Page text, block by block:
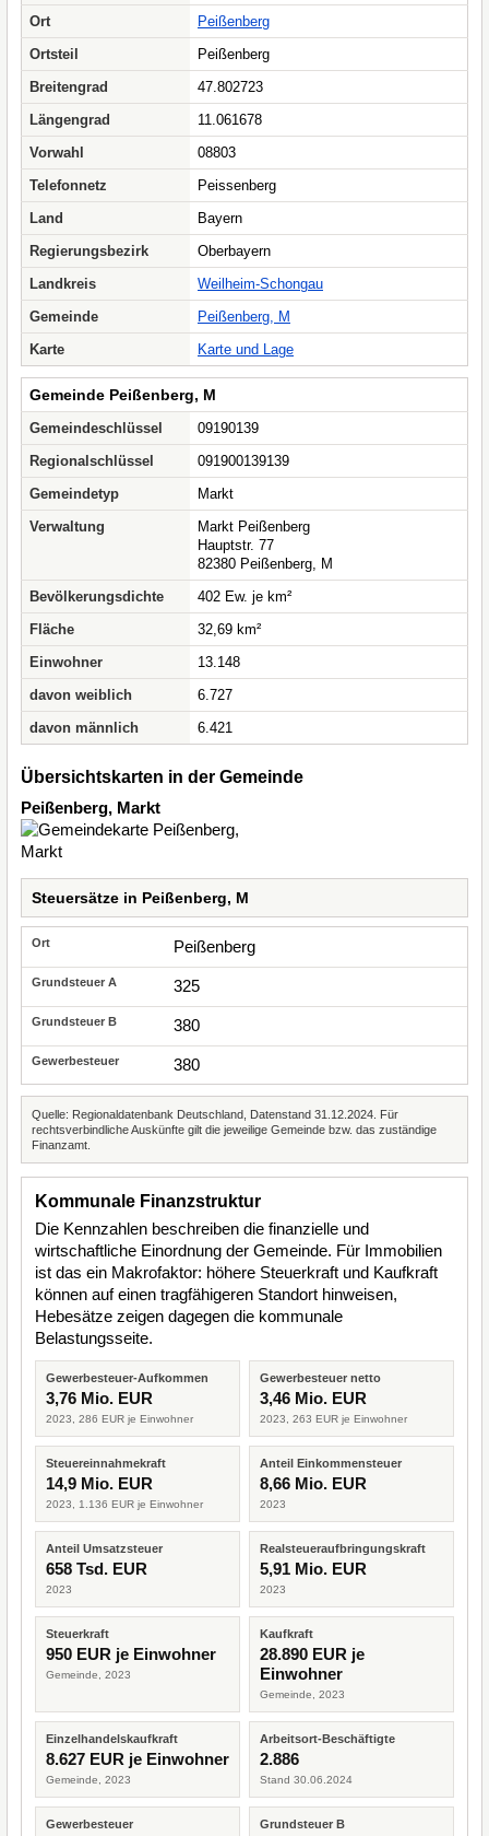
Ort
Peißenberg
Ortsteil
Peißenberg
Breitengrad
47.802723
Längengrad
11.061678
Vorwahl
08803
Telefonnetz
Peissenberg
Land
Bayern
Regierungsbezirk
Oberbayern
Landkreis
Weilheim-Schongau
Gemeinde
Peißenberg, M
Karte
Karte und Lage
Gemeinde Peißenberg, M
Gemeindeschlüssel
09190139
Regionalschlüssel
091900139139
Gemeindetyp
Markt
Verwaltung
Markt Peißenberg
Hauptstr. 77
82380 Peißenberg, M
Bevölkerungsdichte
402 Ew. je km²
Fläche
32,69 km²
Einwohner
13.148
davon weiblich
6.727
davon männlich
6.421
Übersichtskarten in der Gemeinde
Peißenberg, Markt
Steuersätze in Peißenberg, M
Peißenberg
325
380
380
Quelle: Regionaldatenbank Deutschland, Datenstand 31.12.2024. Für
rechtsverbindliche Auskünfte gilt die jeweilige Gemeinde bzw. das zuständige
Finanzamt.
Kommunale Finanzstruktur
Die Kennzahlen beschreiben die finanzielle und
wirtschaftliche Einordnung der Gemeinde. Für Immobilien
ist das ein Makrofaktor: höhere Steuerkraft und Kaufkraft
können auf einen tragfähigeren Standort hinweisen,
Hebesätze zeigen dagegen die kommunale
Belastungsseite.
Gewerbesteuer-Aufkommen
3,76 Mio. EUR
2023, 286 EUR je Einwohner
Gewerbesteuer netto
3,46 Mio. EUR
2023, 263 EUR je Einwohner
Steuereinnahmekraft
14,9 Mio. EUR
2023, 1.136 EUR je Einwohner
Anteil Einkommensteuer
8,66 Mio. EUR
2023
Anteil Umsatzsteuer
658 Tsd. EUR
2023
Realsteueraufbringungskraft
5,91 Mio. EUR
2023
Steuerkraft
950 EUR je Einwohner
Gemeinde, 2023
Kaufkraft
28.890 EUR je
Einwohner
Gemeinde, 2023
Einzelhandelskaufkraft
8.627 EUR je Einwohner
Gemeinde, 2023
Arbeitsort-Beschäftigte
2.886
Stand 30.06.2024
Gewerbesteuer Grundsteuer B